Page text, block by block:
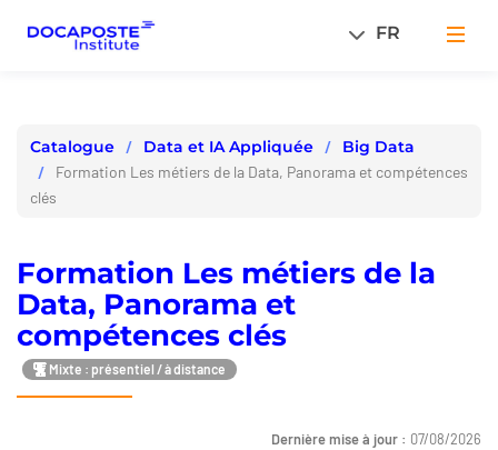
FR
Catalogue Data et IA Appliquée Big Data
Formation Les métiers de la Data, Panorama et compétences
clés
Formation Les métiers de la
Data, Panorama et
compétences clés
Mixte : présentiel / à distance
Dernière mise à jour : 07/08/2026